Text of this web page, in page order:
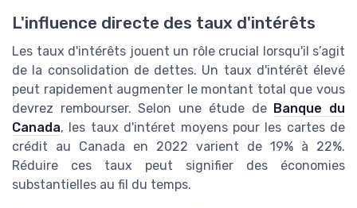
L'influence directe des taux d'intérêts
Les taux d'intérêts jouent un rôle crucial lorsqu'il s’agit
de la consolidation de dettes. Un taux d'intérêt élevé
peut rapidement augmenter le montant total que vous
devrez rembourser. Selon une étude de Banque du
Canada, les taux d'intéret moyens pour les cartes de
crédit au Canada en 2022 varient de 19% à 22%.
Réduire ces taux peut signifier des économies
substantielles au fil du temps.